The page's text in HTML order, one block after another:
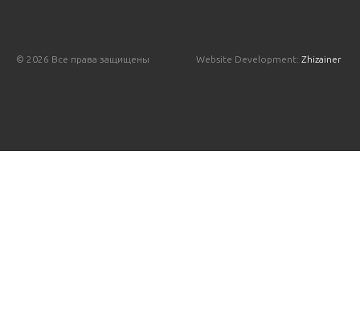
© 2026 Все права защищены Website Development: Zhizainer